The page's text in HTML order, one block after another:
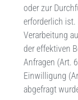
oder zur
erforderlich
Verarbeitung
der effektiven
Anfragen (Art.
Einwilligung
abgefragt